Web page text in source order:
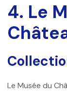
4. Le
Le Musée du